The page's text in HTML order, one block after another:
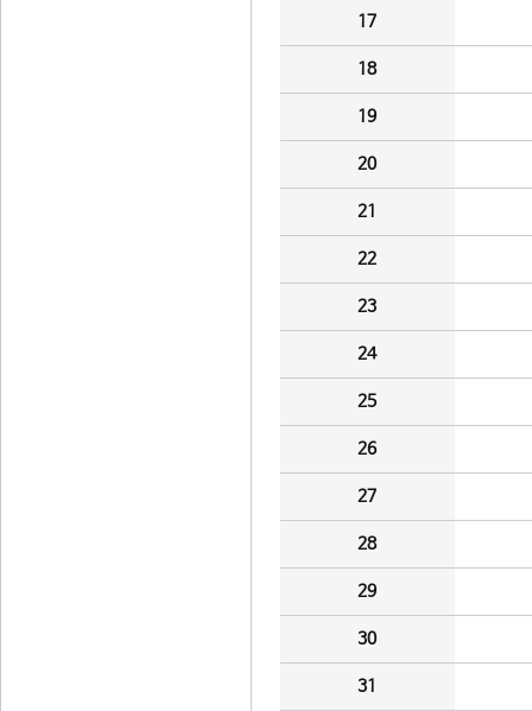
17
18
19
20
21
22
23
24
25
26
27
28
29
30
31